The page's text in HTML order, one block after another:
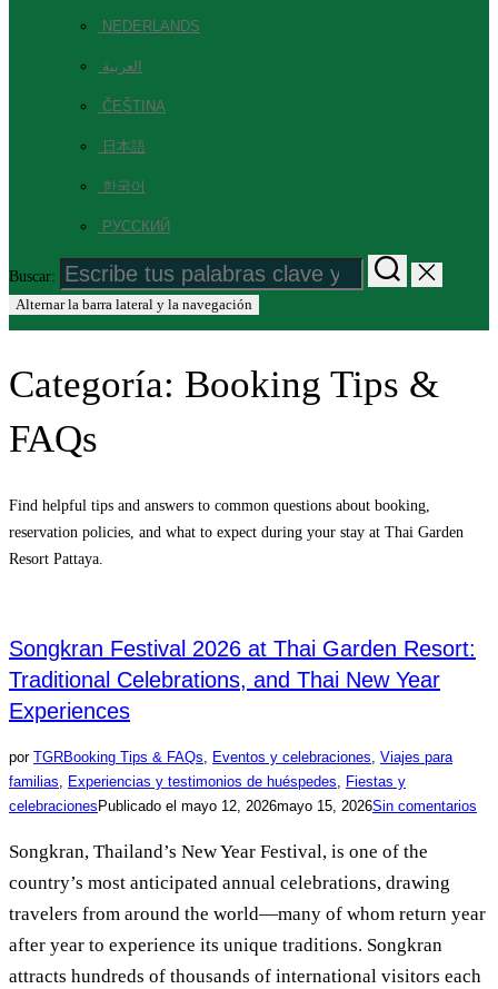
NEDERLANDS
العربية
ČEŠTINA
日本語
한국어
РУССКИЙ
Buscar:
Alternar la barra lateral y la navegación
Categoría: Booking Tips &
FAQs
Find helpful tips and answers to common questions about booking,
reservation policies, and what to expect during your stay at Thai Garden
Resort Pattaya.
Songkran Festival 2026 at Thai Garden Resort:
Traditional Celebrations, and Thai New Year
Experiences
por TGRBooking Tips & FAQs Eventos y celebraciones Viajes para
familias
Experiencias y testimonios de huéspedes
Fiestas y
celebracionesPublicado el mayo 12, 2026mayo 15, 2026Sin comentarios
Songkran, Thailand’s New Year Festival, is one of the
country’s most anticipated annual celebrations, drawing
travelers from around the world—many of whom return year
after year to experience its unique traditions. Songkran
attracts hundreds of thousands of international visitors each